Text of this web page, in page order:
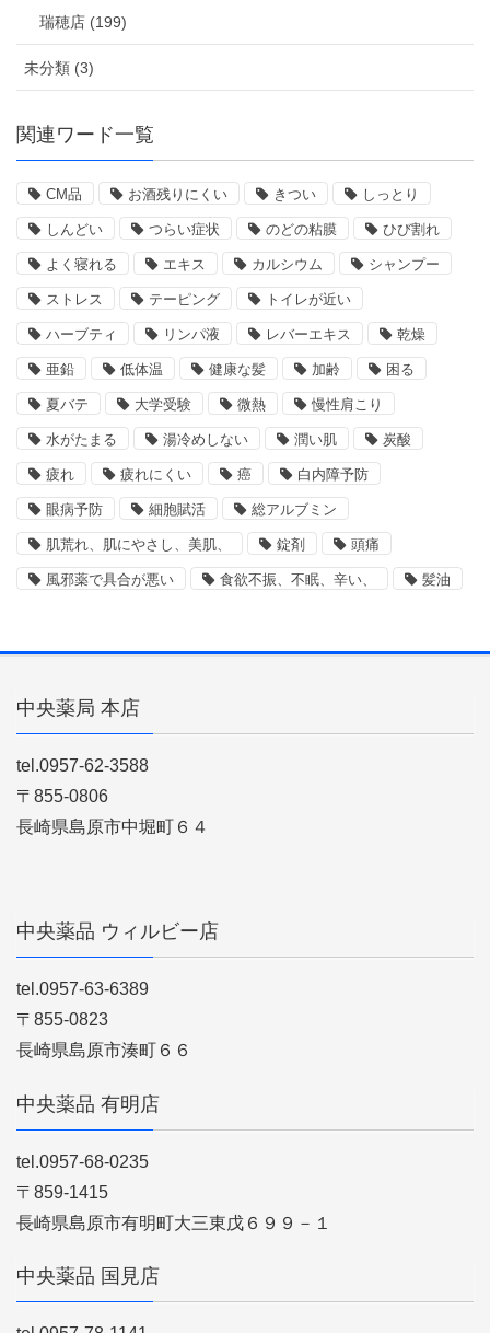
瑞穂店 (199)
未分類 (3)
関連ワード一覧
CM品 お酒残りにくい きつい しっとり
しんどい つらい症状 のどの粘膜 ひび割れ
よく寝れる エキス カルシウム シャンプー
ストレス テーピング トイレが近い
ハーブティ リンパ液 レバーエキス 乾燥
亜鉛 低体温 健康な髪 加齢 困る
夏バテ 大学受験 微熱 慢性肩こり
水がたまる 湯冷めしない 潤い肌 炭酸
疲れ 疲れにくい 癌 白内障予防
眼病予防 細胞賦活 総アルブミン
肌荒れ、肌にやさし、美肌、 錠剤 頭痛
風邪薬で具合が悪い 食欲不振、不眠、辛い、 髪油
中央薬局 本店
tel.0957-62-3588
〒855-0806
長崎県島原市中堀町６４
中央薬品 ウィルビー店
tel.0957-63-6389
〒855-0823
長崎県島原市湊町６６
中央薬品 有明店
tel.0957-68-0235
〒859-1415
長崎県島原市有明町大三東戊６９９－１
中央薬品 国見店